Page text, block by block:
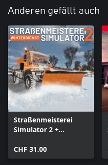
Anderen gefällt auch
Straßenmeisterei
Simulator 2 +
CHF 31.00